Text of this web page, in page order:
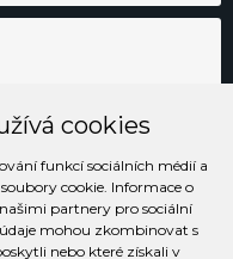
zpracováním osobních údajů
cookies
funkcí sociálních médií a
cookie. Informace o
partnery pro sociální
mohou zkombinovat s
nebo které získali v